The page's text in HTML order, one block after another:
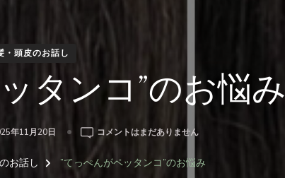
・頭皮のお話し
タンコ”のお悩み
年11月20日
”て
っ
ぺ
コメントはまだありません
お話し ”てっぺんがペッタンコ”のお悩み